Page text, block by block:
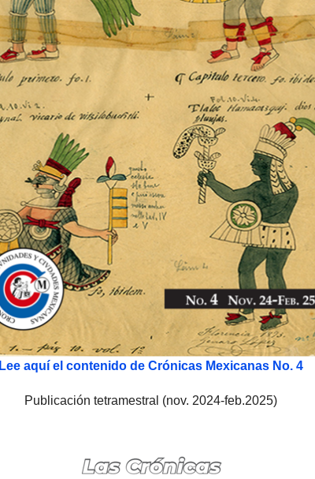
Lee aquí el contenido de Crónicas Mexicanas No. 4
Publicación tetramestral (nov. 2024-feb.2025)